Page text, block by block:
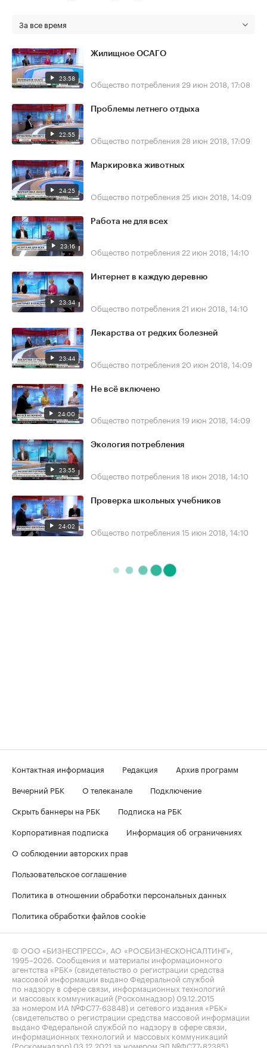
За все время
23:58
Жилищное ОСАГО
Общество потребления 29 июн 2018, 17:08
22:55
Проблемы летнего отдыха
Общество потребления 28 июн 2018, 17:09
24:25
Маркировка животных
Общество потребления 25 июн 2018, 14:09
23:16
Работа не для всех
Общество потребления 22 июн 2018, 14:10
23:34
Интернет в каждую деревню
Общество потребления 21 июн 2018, 14:10
23:44
Лекарства от редких болезней
Общество потребления 20 июн 2018, 14:09
24:00
Не всё включено
Общество потребления 19 июн 2018, 14:09
23:55
Экология потребления
Общество потребления 18 июн 2018, 14:10
24:02
Проверка школьных учебников
Общество потребления 15 июн 2018, 14:10
Контактная информация Редакция
Архив программ
Вечерний РБК
О телеканале
Подключение
Скрыть баннеры на РБК
Подписка на РБК
Корпоративная подписка
Информация об ограничениях
О соблюдении авторских прав
Пользовательское соглашение
Политика в отношении обработки персональных данных
Политика обработки файлов cookie
© ООО «БИЗНЕСПРЕСС», АО «РОСБИЗНЕСКОНСАЛТИНГ»,
1995–2026 . Сообщения и материалы информационного
агентства «РБК» (свидетельство о регистрации средства
массовой информации выдано Федеральной службой
по надзору в сфере связи, информационных технологий
и массовых коммуникаций (Роскомнадзор) 09.12.2015
за номером ИА №ФС77-63848) и сетевого издания «РБК»
(свидетельство о регистрации средства массовой информации
выдано Федеральной службой по надзору в сфере связи,
информационных технологий и массовых коммуникаций
(Роскомнадзор) 03.12.2021 за номером ЭЛ №ФС77-82385)